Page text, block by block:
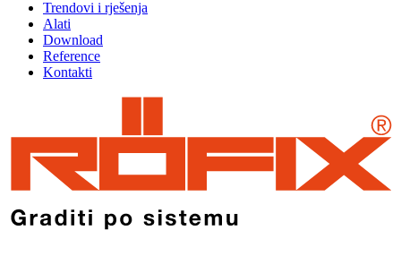
Trendovi i rješenja
Alati
Download
Reference
Kontakti